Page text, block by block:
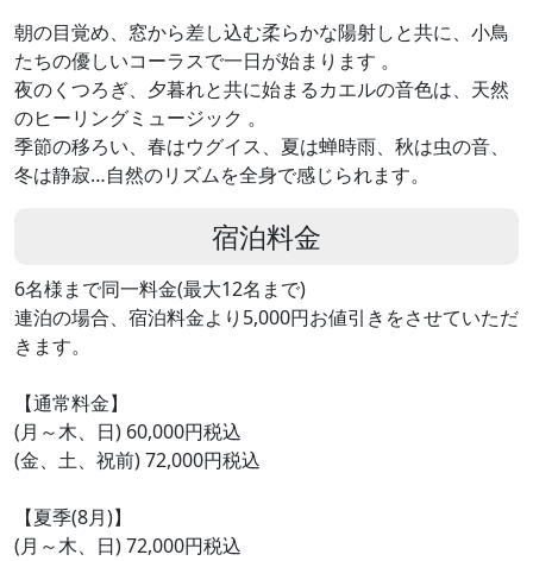
朝の目覚め、窓から差し込む柔らかな陽射しと共に、小鳥
たちの優しいコーラスで一日が始まります 。
夜のくつろぎ、夕暮れと共に始まるカエルの音色は、天然
のヒーリングミュージック 。
季節の移ろい、春はウグイス、夏は蝉時雨、秋は虫の音、
冬は静寂…自然のリズムを全身で感じられます。
宿泊料金
6名様まで同一料金(最大12名まで)
連泊の場合、宿泊料金より5,000円お値引きをさせていただ
きます。
【通常料金】
(月～木、日) 60,000円税込
(金、土、祝前) 72,000円税込
【夏季(8月)】
(月～木、日) 72,000円税込